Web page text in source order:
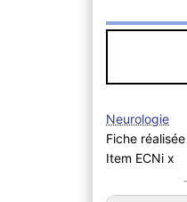
Neurologie
Fiche
Item ECNi x